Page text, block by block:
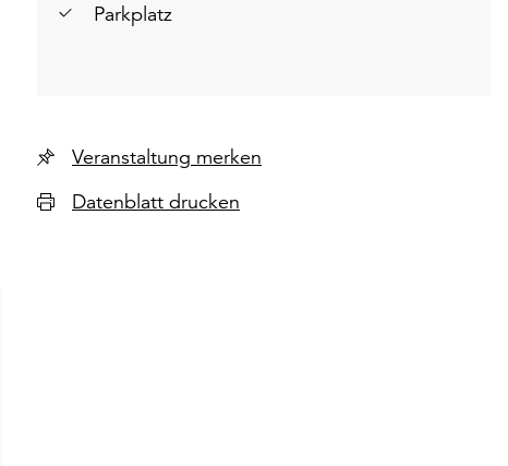
Parkplatz
Veranstaltung merken
Datenblatt drucken